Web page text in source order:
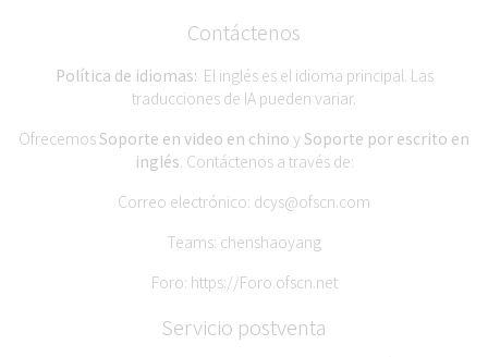
Contáctenos
Política de idiomas: El inglés es el idioma principal. Las
traducciones de IA pueden variar.
OfrecemosSoporte en video en chino ySoporte por escrito en
inglés. Contáctenos a través de:
Correo electrónico: dcys@ofscn.com
Teams: chenshaoyang
Foro: https://Foro.ofscn.net
Servicio postventa